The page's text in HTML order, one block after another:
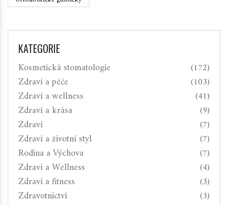
KATEGORIE
Kosmetická stomatologie (172)
Zdraví a péče (103)
Zdraví a wellness (41)
Zdraví a krása (9)
Zdraví (7)
Zdraví a životní styl (7)
Rodina a Výchova (7)
Zdraví a Wellness (4)
Zdraví a fitness (3)
Zdravotnictví (3)